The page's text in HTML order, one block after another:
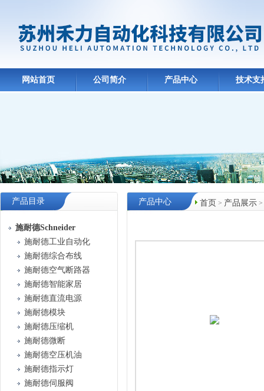
网站首页 公司简介 产品中心 技术支
产品目录
施耐德Schneider
施耐德工业自动化
施耐德综合布线
施耐德空气断路器
施耐德智能家居
施耐德直流电源
施耐德模块
施耐德压缩机
施耐德微断
施耐德空压机油
施耐德指示灯
施耐德伺服阀
首页 > 产品展示 >
产品中心